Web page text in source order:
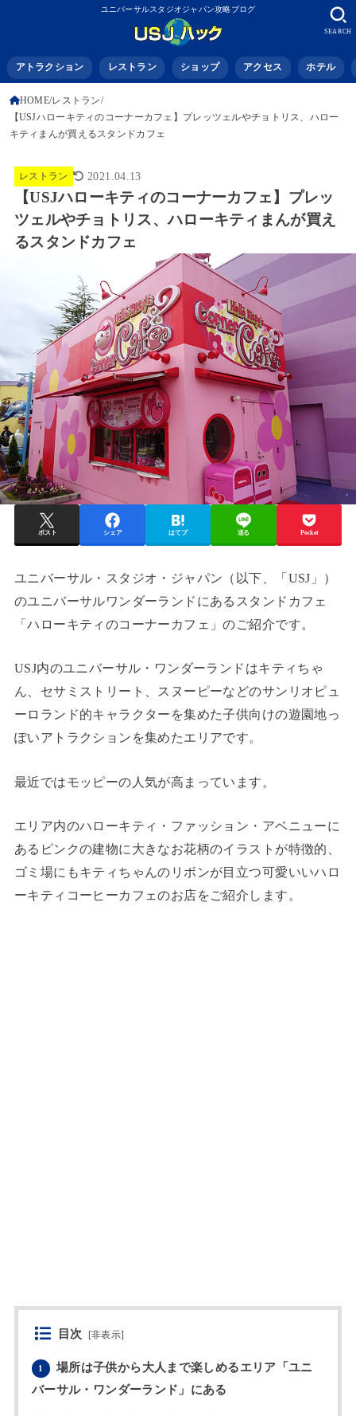
ユニバーサルスタジオジャパン攻略ブログ
アトラクション レストラン ショップ アクセス ホテル
SEARCH
HOME レストラン
【USJハローキティのコーナーカフェ】プレッツェルやチョトリス、ハロー
キティまんが買えるスタンドカフェ
レストラン 2021.04.13
【USJハローキティのコーナーカフェ】プレッ
ツェルやチョトリス、ハローキティまんが買え
るスタンドカフェ
ポスト シェア はてブ 送る Pocket
ユニバーサル・スタジオ・ジャパン（以下、「USJ」）
のユニバーサルワンダーランドにあるスタンドカフェ
「ハローキティのコーナーカフェ」のご紹介です。
USJ内のユニバーサル・ワンダーランドはキティちゃ
ん、セサミストリート、スヌーピーなどのサンリオピュ
ーロランド的キャラクターを集めた子供向けの遊園地っ
ぽいアトラクションを集めたエリアです。
最近ではモッピーの人気が高まっています。
エリア内のハローキティ・ファッション・アベニューに
あるピンクの建物に大きなお花柄のイラストが特徴的、
ゴミ場にもキティちゃんのリボンが目立つ可愛いいハロ
ーキティコーヒーカフェのお店をご紹介します。
目次 [非表示]
1
場所は子供から大人まで楽しめるエリア「ユニ
バーサル・ワンダーランド」にある